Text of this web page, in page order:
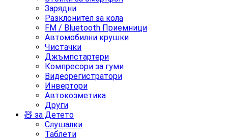
Зарядни
Разклонител за кола
FM / Bluetooth Приемници
Автомобилни крушки
Чистачки
Джъмпстартери
Компресори за гуми
Видеорегистратори
Инвертори
Автокозметика
Други
🧸 за Детето
Слушалки
Таблети